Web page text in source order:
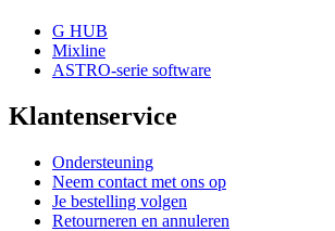
G HUB
Mixline
ASTRO-serie software
Klantenservice
Ondersteuning
Neem contact met ons op
Je bestelling volgen
Retourneren en annuleren